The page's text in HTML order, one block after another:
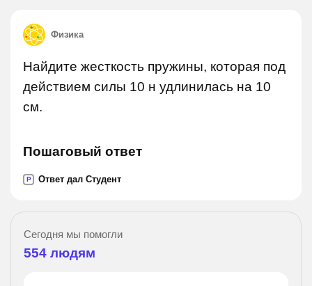
Физика
Найдите жесткость пружины, которая под
действием силы 10 н удлинилась на 10
см.
Пошаговый ответ
P Ответ дал Студент
Сегодня мы помогли
554 людям